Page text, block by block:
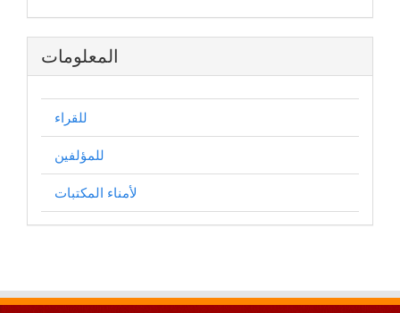
المعلومات
للقراء
للمؤلفين
لأمناء المكتبات